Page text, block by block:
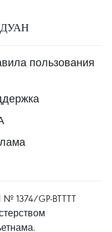
ДУАН
пользования
1374/GP-BTTTT